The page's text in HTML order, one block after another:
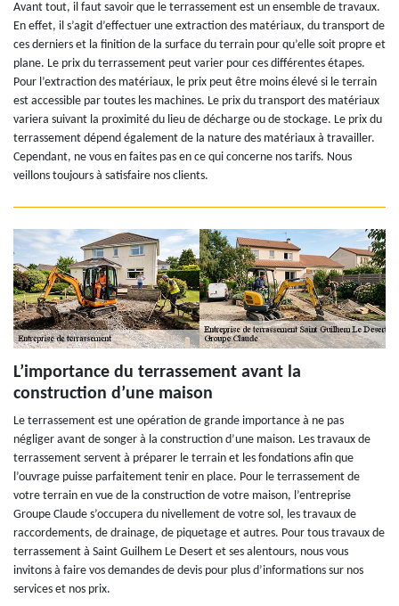
Avant tout, il faut savoir que le terrassement est un ensemble de travaux.
En effet, il s’agit d’effectuer une extraction des matériaux, du transport de
ces derniers et la finition de la surface du terrain pour qu’elle soit propre et
plane. Le prix du terrassement peut varier pour ces différentes étapes.
Pour l’extraction des matériaux, le prix peut être moins élevé si le terrain
est accessible par toutes les machines. Le prix du transport des matériaux
variera suivant la proximité du lieu de décharge ou de stockage. Le prix du
terrassement dépend également de la nature des matériaux à travailler.
Cependant, ne vous en faites pas en ce qui concerne nos tarifs. Nous
veillons toujours à satisfaire nos clients.
L’importance du terrassement avant la
construction d’une maison
Le terrassement est une opération de grande importance à ne pas
négliger avant de songer à la construction d’une maison. Les travaux de
terrassement servent à préparer le terrain et les fondations afin que
l’ouvrage puisse parfaitement tenir en place. Pour le terrassement de
votre terrain en vue de la construction de votre maison, l’entreprise
Groupe Claude s’occupera du nivellement de votre sol, les travaux de
raccordements, de drainage, de piquetage et autres. Pour tous travaux de
terrassement à Saint Guilhem Le Desert et ses alentours, nous vous
invitons à faire vos demandes de devis pour plus d’informations sur nos
services et nos prix.